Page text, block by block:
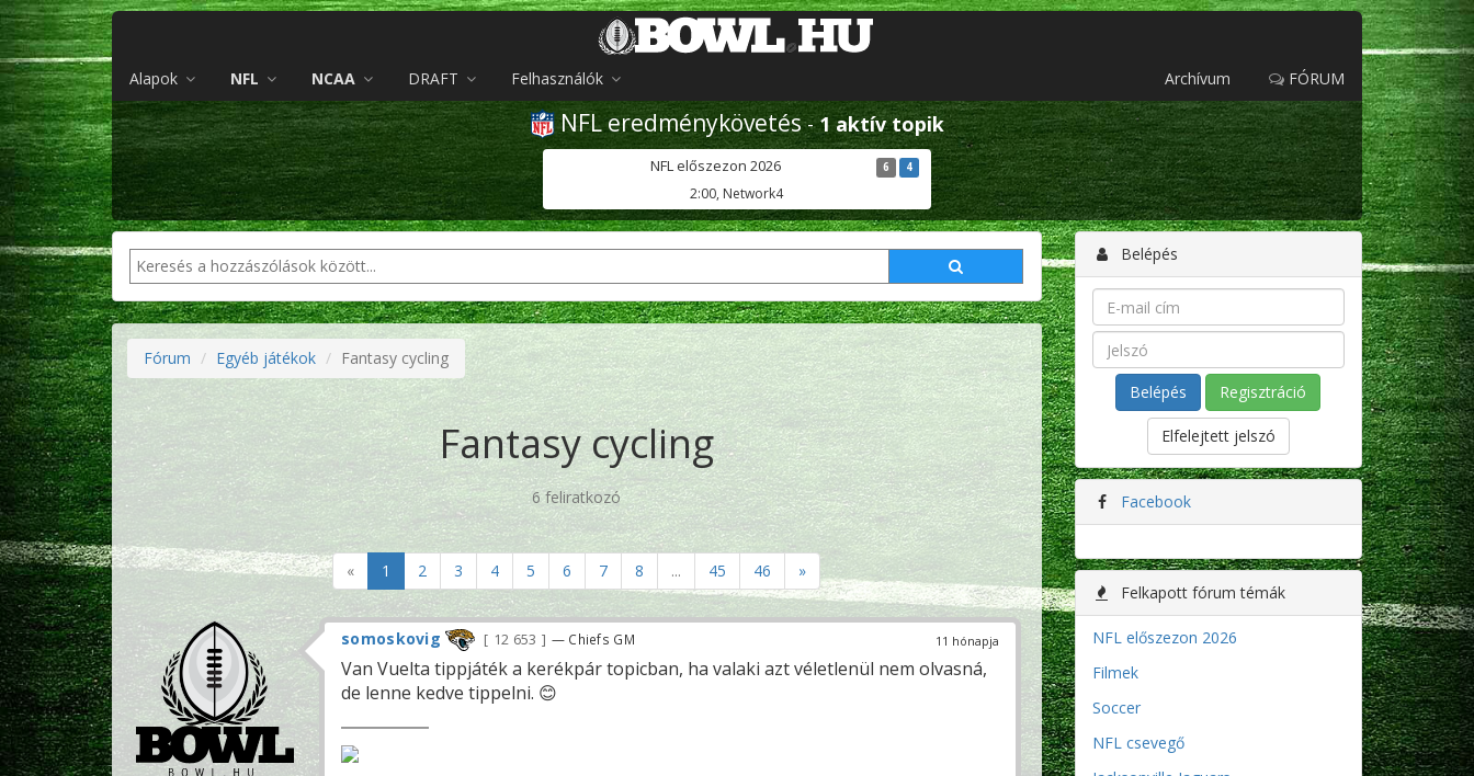
Alapok NFL NCAA DRAFT Felhasználók Archívum FÓRUM
NFL eredménykövetés -1 aktív topik
NFL előszezon 2026 6 4
2:00, Network4
Fórum Egyéb játékok Fantasy cycling
Fantasy cycling
6 feliratkozó
« 1 2 3 4 5 6 7 8 ... 45 46 »
11 hónapja
somoskovig 12 653 — Chiefs GM
Van Vuelta tippjáték a kerékpár topicban, ha valaki azt véletlenül nem olvasná,
de lenne kedve tippelni. 😊
Belépés
Regisztráció
Elfelejtett jelszó
Facebook
Felkapott fórum témák
NFL előszezon 2026
Filmek
Soccer
NFL csevegő